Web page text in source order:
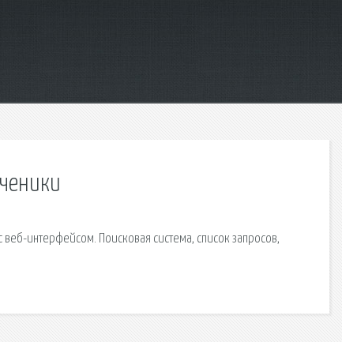
интерфейсом. Поисковая сиcтема, список запросов,